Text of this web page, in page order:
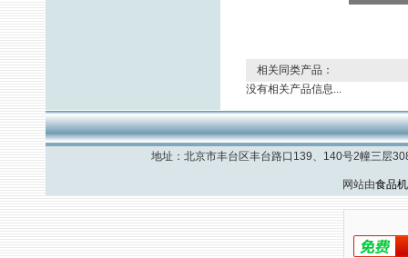
相关同类产品：
没有相关产品信息...
地址：北京市丰台区丰台路口139、140号2幢三
网站由食品